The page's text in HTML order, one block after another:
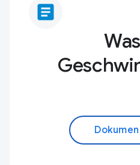
article